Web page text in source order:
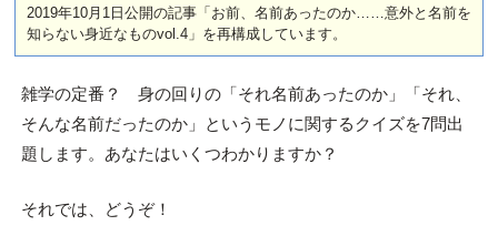
2019年10月1日公開の記事「お前、名前あったのか……意外と名前を
知らない身近なものvol.4」を再構成しています。
雑学の定番？ 身の回りの「それ名前あったのか」「それ、
そんな名前だったのか」というモノに関するクイズを7問出
題します。あなたはいくつわかりますか？
それでは、どうぞ！